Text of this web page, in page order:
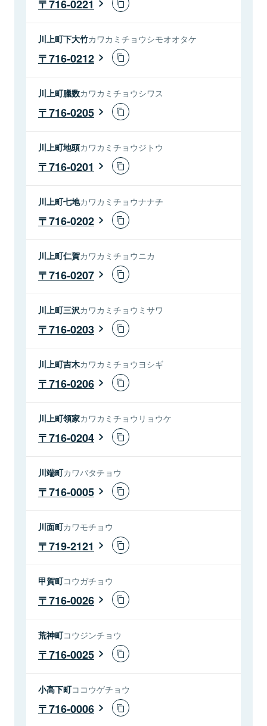
716-0221
川上町下大竹カワカミチョウシモオオタケ
716-0212
川上町臘数カワカミチョウシワス
716-0205
川上町地頭カワカミチョウジトウ
716-0201
川上町七地カワカミチョウナナチ
716-0202
川上町仁賀カワカミチョウニカ
716-0207
川上町三沢カワカミチョウミサワ
716-0203
川上町吉木カワカミチョウヨシギ
716-0206
川上町領家カワカミチョウリョウケ
716-0204
川端町カワバタチョウ
716-0005
川面町カワモチョウ
719-2121
甲賀町コウガチョウ
716-0026
荒神町コウジンチョウ
716-0025
小高下町ココウゲチョウ
716-0006